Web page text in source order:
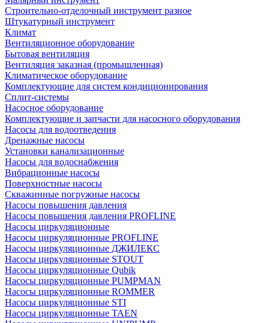
Строительно-отделочный инструмент разное
Штукатурный инструмент
Климат
Вентиляционное оборудование
Бытовая вентиляция
Вентиляция заказная (промышленная)
Климатическое оборудование
Комплектующие для систем кондиционирования
Сплит-системы
Насосное оборудование
Комплектующие и запчасти для насосного оборудования
Насосы для водоотведения
Дренажные насосы
Установки канализационные
Насосы для водоснабжения
Вибрационные насосы
Поверхностные насосы
Скважинные погружные насосы
Насосы повышения давления
Насосы повышения давления PROFLINE
Насосы циркуляционные
Насосы циркуляционные PROFLINE
Насосы циркуляционные ДЖИЛЕКС
Насосы циркуляционные STOUT
Насосы циркуляционные Qubik
Насосы циркуляционные PUMPMAN
Насосы циркуляционные ROMMER
Насосы циркуляционные STI
Насосы циркуляционные TAEN